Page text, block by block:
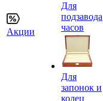
Акции
Для
подзавода
часов
Для
запонок и
колец